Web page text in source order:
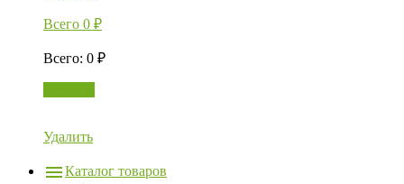
Всего 0 ₽
Всего: 0 ₽
Удалить
Каталог товаров